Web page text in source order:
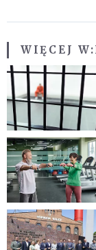
WIĘCEJ W: